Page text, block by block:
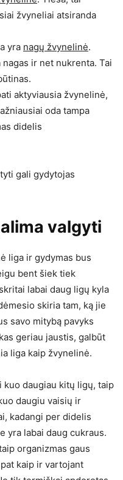
žvyneliai atsiranda
yra nagų žvynelinė.
ir net nukrenta. Tai
aktyviausia žvynelinė,
oda tampa
didelis
gali gydytojas
valgyti
liga ir gydymas bus
bent šiek tiek
labai daug ligų kyla
skiria tam, ką jie
savo mitybą pavyks
geriau jaustis, galbūt
liga kaip žvynelinė.
daugiau kitų ligų, taip
daugiu vaisių ir
kadangi per didelis
yra labai daug cukraus.
organizmas gaus
kaip ir vartojant